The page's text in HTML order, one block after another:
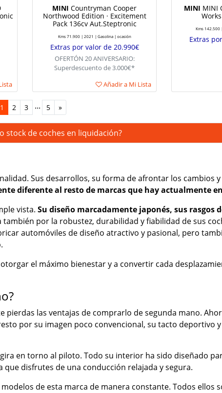
MINI Countryman Cooper
Northwood Edition · Excitement
Pack 136cv Aut.Steptronic
Kms 71.900 | 2021 | Gasolina | ocasión
Extras por valor de 20.990€
OFERTÓN 20 ANIVERSARIO:
Superdescuento de 3.000€*
Añadir a Mi Lista
MINI MINI
Kms 142.500
Extras
1 2 3 ... 5 »
stock de coches en liquidación?
Sus desarrollos, su forma de afrontar los cambios
diferente al resto de marcas que hay actualmente
vista. Su diseño marcadamente japonés, sus rasgos
también por la robustez, durabilidad y fiabilidad de sus
automóviles de diseño atractivo y pasional, pero
el máximo bienestar y a convertir cada
pierdas las ventajas de comprarlo de segunda mano.
por su imagen poco convencional, su tacto deportivo
en torno al piloto. Todo su interior ha sido diseñado
disfrutes de una conducción relajada y segura.
de esta marca de manera constante. Todos ellos